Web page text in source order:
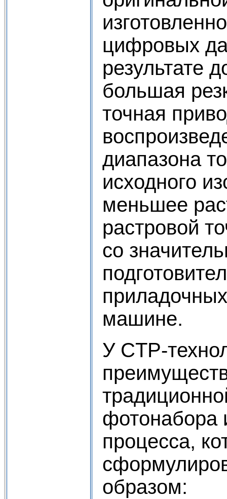
цифровых
результате
большая
точная
диапазона
исходного
меньшее
растровой
со
машине.
У CTP-
фотонабора
процесса,
образом: